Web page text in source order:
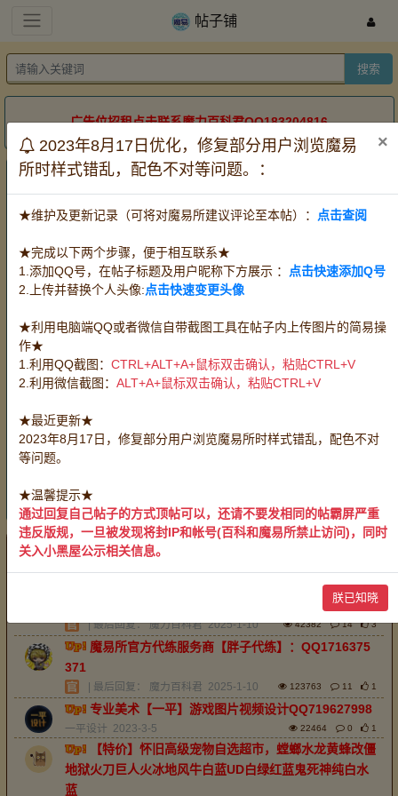
帖子铺
搜索
广告位招租点击联系魔力百科君QQ183204816
帖子铺
服务器： 全部 怀旧牧羊 怀旧金牛
怀旧双子
道具电信
道具网通
时长
方式：
全部 出售 收购
宠物：
全部 攻宠 魔宠 血宠
任务队宠
王宠赛宠
PK宠
装备：
武器 防具
消耗品：
全部 料理 血瓶 时水
技能草
材料：
全部 挖掘 狩猎 伐木 宝石
务
有偿服务：
全部 装备加工 药剂制作
料理烹饪
最新 精华
魔易所官方中介服务商【老淡】唯一QQ38387541
| 最后回复： 魔力百科君 2025-1-10 42382 14 3
魔易所官方代练服务商【胖子代练】：QQ1716375
371
| 最后回复： 魔力百科君 2025-1-10 123763 11 1
专业美术【一平】游戏图片视频设计QQ719627998
一平设计 2023-3-5 22464 0 1
【特价】怀旧高级宠物自选超市，螳螂水龙黄蜂改僵
地狱火刀巨人火冰地风牛白蓝UD白绿红蓝鬼死神纯白水
蓝
2023年8月17日优化，修复部分用户浏览魔易
所时样式错乱，配色不对等问题。：
×
★维护及更新记录（可将对魔易所建议评论至本帖）： 点击查阅
★完成以下两个步骤，便于相互联系★
1.添加QQ号，在帖子标题及用户昵称下方展示 ：
点击快速添加Q号
2.上传并替换个人头像:点击快速变更头像
★利用电脑端QQ或者微信自带截图工具在帖子内上传图片的简易操
作★
1.利用QQ截图： CTRL+ALT+A+鼠标双击确认，粘贴CTRL+V
2.利用微信截图： ALT+A+鼠标双击确认，粘贴CTRL+V
★最近更新★
2023年8月17日，修复部分用户浏览魔易所时样式错乱，配色不对
等问题。
★温馨提示★
通过回复自己帖子的方式顶帖可以，还请不要发相同的帖霸屏严重
违反版规，一旦被发现将封IP和帐号(百科和魔易所禁止访问)，同时
关入小黑屋公示相关信息。
朕已知晓